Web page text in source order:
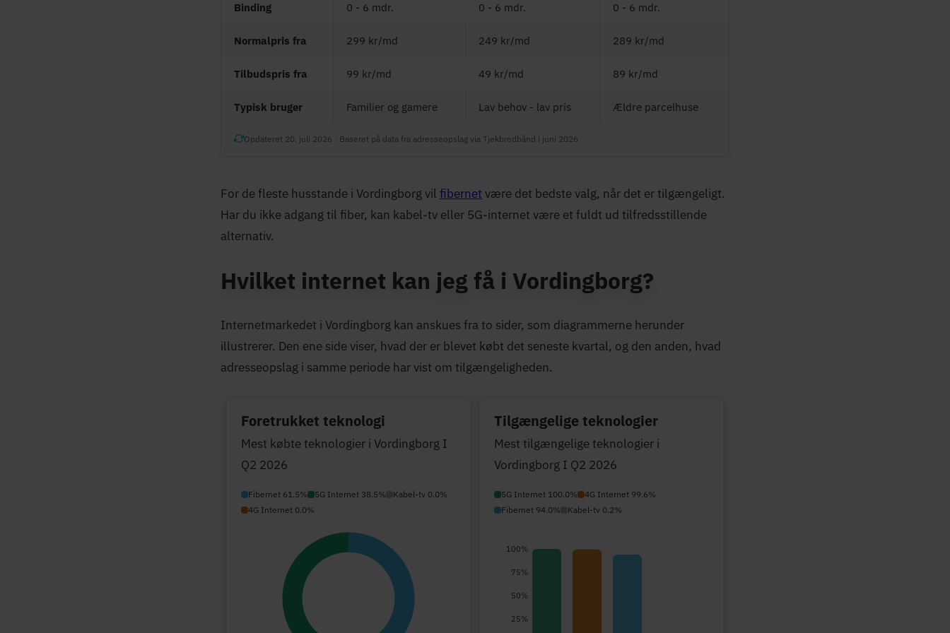
Binding 0 - 6 mdr. 0 - 6 mdr. 0 - 6 mdr.
Normalpris fra 299 kr/md 249 kr/md 289 kr/md
Tilbudspris fra 99 kr/md 49 kr/md 89 kr/md
Typisk bruger Familier og gamere Lav behov - lav pris Ældre parcelhuse
Opdateret 20. juli 2026 · Baseret på data fra adresseopslag via Tjekbredbånd i juni 2026
For de fleste husstande i Vordingborg vil fibernet være det bedste valg, når det er tilgængeligt.
Har du ikke adgang til fiber, kan kabel-tv eller 5G-internet være et fuldt ud tilfredsstillende
alternativ.
Hvilket internet kan jeg få i Vordingborg?
Internetmarkedet i Vordingborg kan anskues fra to sider, som diagrammerne herunder
illustrerer. Den ene side viser, hvad der er blevet købt det seneste kvartal, og den anden, hvad
adresseopslag i samme periode har vist om tilgængeligheden.
Foretrukket teknologi
Mest købte teknologier i Vordingborg I
Q2 2026
Fibernet 61.5% 5G Internet 38.5%
Kabel-tv 0.0%
4G Internet 0.0%
Tilgængelige teknologier
Mest tilgængelige teknologier i
Vordingborg I Q2 2026
5G Internet 100.0%
4G Internet 99.6%
Fibernet 94.0%
Kabel-tv 0.2%
100%
75%
50%
25%